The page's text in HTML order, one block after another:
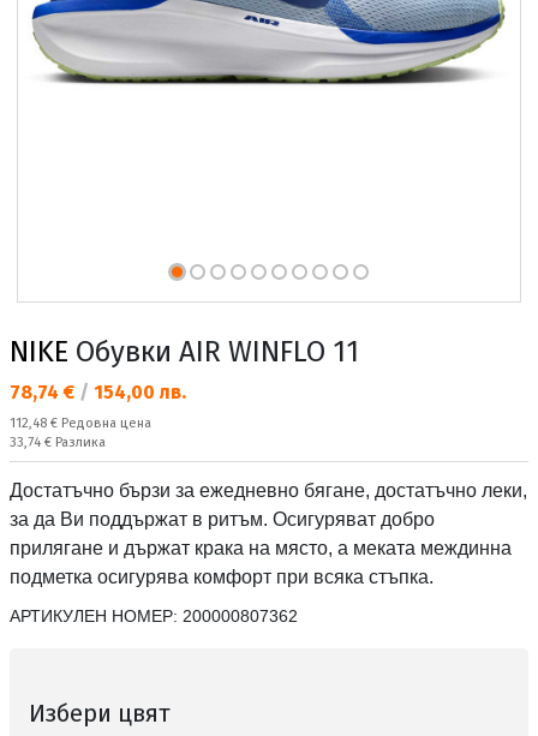
NIKE Обувки AIR WINFLO 11
Текуща цена:
78,74 € / 154,00 лв.
Редовна цена:
112,48 € Редовна цена
Спестявате:
33,74 € Разлика
Достатъчно бързи за ежедневно бягане, достатъчно леки,
за да Ви поддържат в ритъм. Осигуряват добро
прилягане и държат крака на място, а меката междинна
подметка осигурява комфорт при всяка стъпка.
АРТИКУЛЕН НОМЕР: 200000807362
Избери цвят